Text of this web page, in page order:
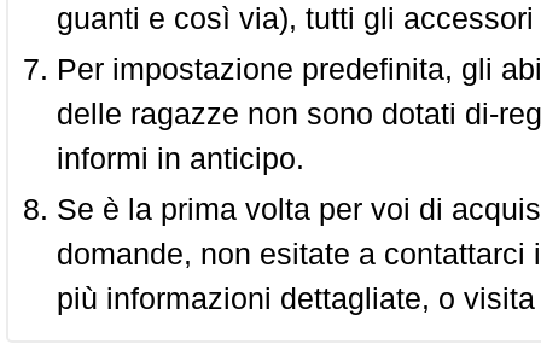
guanti e così via), tutti gli
Per impostazione predefinita, gli
delle ragazze non sono dotati di-
informi in anticipo.
Se è la prima volta per voi di
domande, non esitate a
più informazioni dettagliate, o